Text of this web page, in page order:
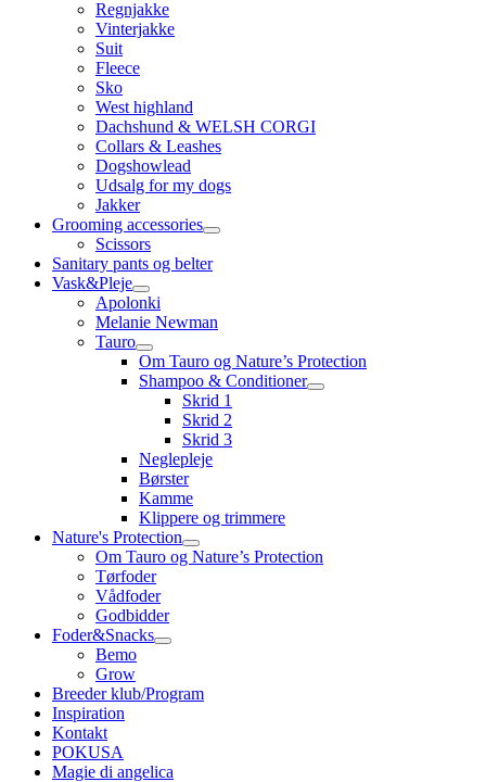
Regnjakke
Vinterjakke
Suit
Fleece
Sko
West highland
Dachshund & WELSH CORGI
Collars & Leashes
Dogshowlead
Udsalg for my dogs
Jakker
Grooming accessories
Scissors
Sanitary pants og belter
Vask&Pleje
Apolonki
Melanie Newman
Tauro
Om Tauro og Nature’s Protection
Shampoo & Conditioner
Skrid 1
Skrid 2
Skrid 3
Neglepleje
Børster
Kamme
Klippere og trimmere
Nature's Protection
Om Tauro og Nature’s Protection
Tørfoder
Vådfoder
Godbidder
Foder&Snacks
Bemo
Grow
Breeder klub/Program
Inspiration
Kontakt
POKUSA
Magie di angelica